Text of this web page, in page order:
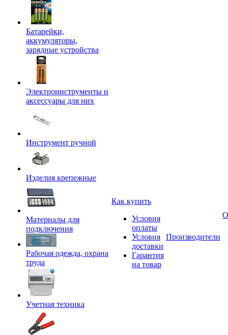
Батарейки,
аккумуляторы,
зарядные устройства
Электроинструменты и
аксессуары для них
Инструмент ручной
Изделия крепежные
Материалы для
подключения
Рабочая одежда, охрана
труда
Учетная техника
Как купить
Условия
оплаты
Условия
доставки
Гарантия
на товар
Производители